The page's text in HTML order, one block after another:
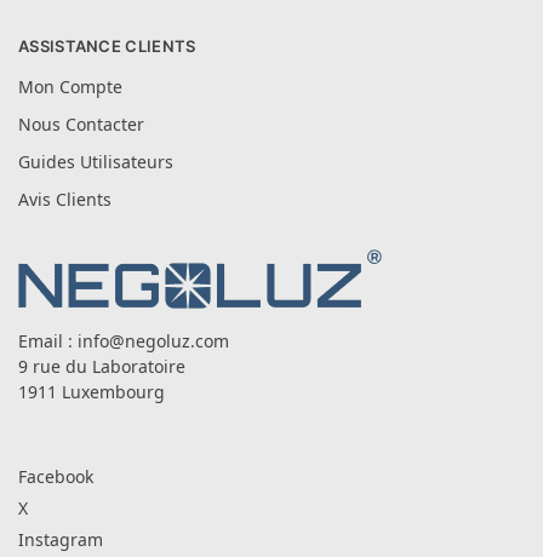
ASSISTANCE CLIENTS
Mon Compte
Nous Contacter
Guides Utilisateurs
Avis Clients
Email : info@negoluz.com
9 rue du Laboratoire
1911 Luxembourg
Facebook
X
Instagram